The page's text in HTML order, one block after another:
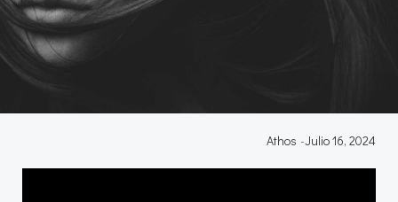
Athos -Julio 16, 2024